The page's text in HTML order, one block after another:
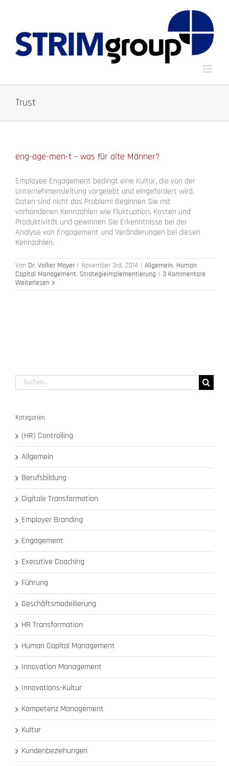
Trust
eng-age-men-t – was für alte Männer?
Employee Engagement bedingt eine Kultur, die von der
Unternehmensleitung vorgelebt und eingefordert wird.
Daten sind nicht das Problem! Beginnen Sie mit
vorhandenen Kennzahlen wie Fluktuation, Kosten und
Produktivität und gewinnen Sie Erkenntnisse bei der
Analyse von Engagement und Veränderungen bei diesen
Kennzahlen.
Von Dr. Volker Mayer | November 3rd, 2014 | Allgemein, Human
Capital Management, Strategieimplementierung | 3 Kommentare
Weiterlesen
Suche
nach:
Kategorien
(HR) Controlling
Allgemein
Berufsbildung
Digitale Transformation
Employer Branding
Engagement
Executive Coaching
Führung
Geschäftsmodellierung
HR Transformation
Human Capital Management
Innovation Management
Innovations-Kultur
Kompetenz Management
Kultur
Kundenbeziehungen